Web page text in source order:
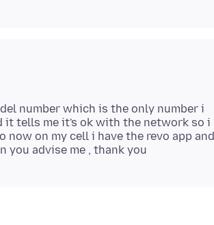
number which is the only number i
it tells me it's ok with the network so i
on my cell i have the revo app and